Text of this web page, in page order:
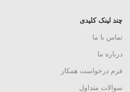
چند لینک کلیدی
تماس با ما
درباره ما
فرم درخواست همکار
سوالات متداول